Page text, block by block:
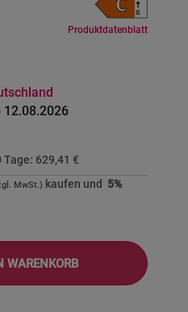
Produktdatenblatt
Tage: 629,41 €
kaufen und 5%
WARENKORB